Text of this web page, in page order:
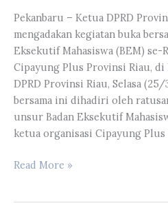
Pekanbaru – Ketua DPRD
mengadakan kegiatan buka
Eksekutif Mahasiswa (BEM) se-
Cipayung Plus Provinsi Riau, di
DPRD Provinsi Riau, Selasa
bersama ini dihadiri oleh
unsur Badan Eksekutif
ketua organisasi Cipayung
Ketua
Read More »